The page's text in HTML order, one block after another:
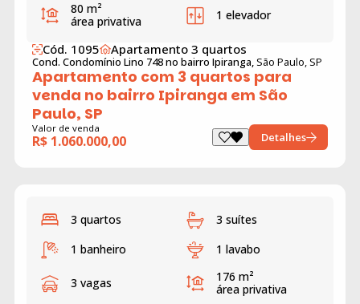
80 m²
área privativa
1 elevador
Cód. 1095 Apartamento 3 quartos
Cond. Condomínio Lino 748 no bairro Ipiranga, São Paulo, SP
Apartamento com 3 quartos para
venda no bairro Ipiranga em São
Paulo, SP
Valor de venda
R$ 1.060.000,00 Detalhes
3 quartos
3 suítes
1 banheiro
1 lavabo
3 vagas
176 m²
área privativa